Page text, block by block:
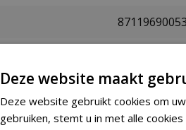
Pokon
2 kg
Deze website maakt
Deze website gebruikt cookies om
gebruiken, stemt u in met alle